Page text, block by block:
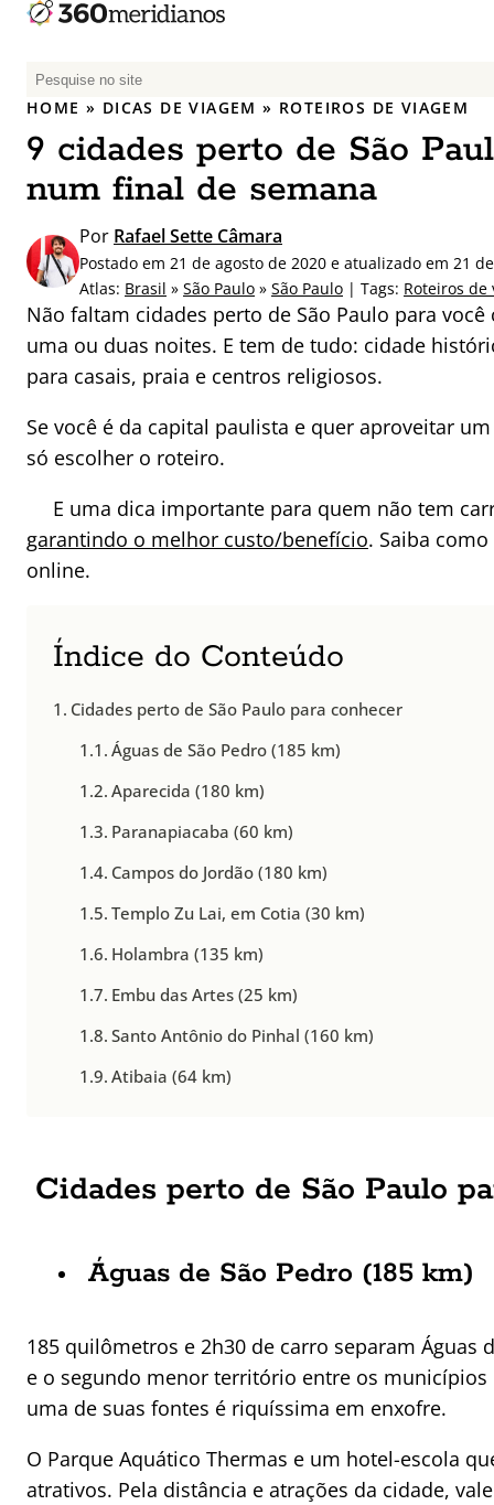
P
e
q
u
i
a
r
p
o
:
HOME » DICAS DE VIAGEM » ROTEIROS DE VIAGEM
9 cidades perto de São
num final de semana
Por Rafael Sette Câmara
Postado em 21 de agosto de 2020 e atualizado em 21
Atlas: Brasil » São Paulo » São Paulo | Tags: Roteiros de
Não faltam cidades perto de São Paulo para
uma ou duas noites. E tem de tudo: cidade
para casais, praia e centros religiosos.
Se você é da capital paulista e quer aproveitar
só escolher o roteiro.
E uma dica importante para quem não tem
garantindo o melhor custo/benefício. Saiba
online.
Índice do Conteúdo
Cidades perto de São Paulo para conhecer
Águas de São Pedro (185 km)
Aparecida (180 km)
Paranapiacaba (60 km)
Campos do Jordão (180 km)
Templo Zu Lai, em Cotia (30 km)
Holambra (135 km)
Embu das Artes (25 km)
Santo Antônio do Pinhal (160 km)
Atibaia (64 km)
Cidades perto de São Paulo
Águas de São Pedro (185 km)
185 quilômetros e 2h30 de carro separam
e o segundo menor território entre os
uma de suas fontes é riquíssima em enxofre.
O Parque Aquático Thermas e um hotel-escola
atrativos. Pela distância e atrações da cidade,